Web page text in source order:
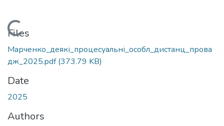
Loading...
Files
Марченко_деякі_процесуальні_особл_дистанц_прова
дж_2025.pdf(373.79 KB)
Date
2025
Authors